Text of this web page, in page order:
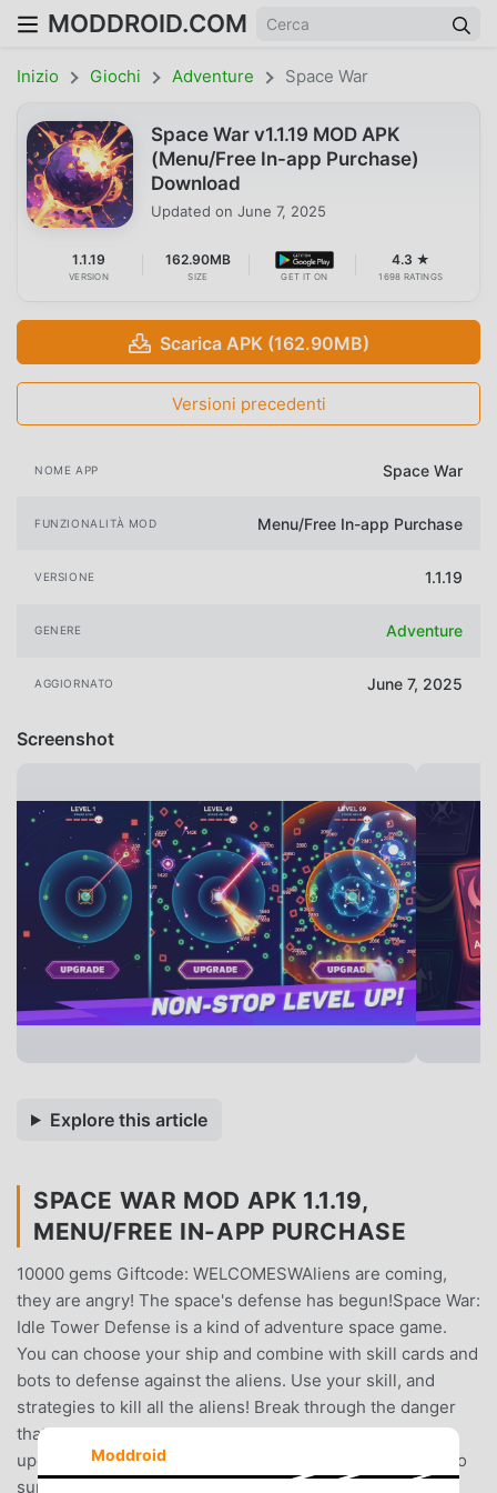
MODDROID.COM
Inizio Giochi Adventure Space War
Space War v1.1.19 MOD APK
(Menu/Free In-app Purchase)
Download
Updated on June 7, 2025
1.1.19
VERSION
162.90MB
SIZE GET IT ON
4.3 ★
1698 RATINGS
Scarica APK (162.90MB)
Versioni precedenti
NOME APP Space War
FUNZIONALITÀ MOD Menu/Free In-app Purchase
VERSIONE 1.1.19
GENERE Adventure
AGGIORNATO June 7, 2025
Screenshot
Explore this article
SPACE WAR MOD APK 1.1.19,
MENU/FREE IN-APP PURCHASE
10000 gems Giftcode: WELCOMESWAliens are coming,
they are angry! The space's defense has begun!Space War:
Idle Tower Defense is a kind of adventure space game.
You can choose your ship and combine with skill cards and
bots to defense against the aliens. Use your skill, and
strategies to kill all the aliens! Break through the danger
that they’ve set up on each level. Remember to always
upgrade your weapons, skill cards and bots if you want to
survive!BEST FEATURE- Face off against 100+ space
Moddroid